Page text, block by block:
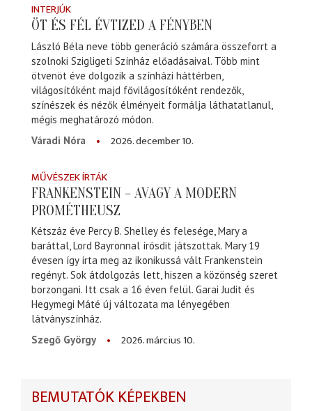
INTERJÚK
ÖT ÉS FÉL ÉVTIZED A FÉNYBEN
László Béla neve több generáció számára összeforrt a
szolnoki Szigligeti Színház előadásaival. Több mint
ötvenöt éve dolgozik a színházi háttérben,
világosítóként majd fővilágosítóként rendezők,
színészek és nézők élményeit formálja láthatatlanul,
mégis meghatározó módon.
Váradi Nóra
2026. december 10.
MŰVÉSZEK ÍRTÁK
FRANKENSTEIN – AVAGY A MODERN
PROMÉTHEUSZ
Kétszáz éve Percy B. Shelley és felesége, Mary a
baráttal, Lord Bayronnal írósdit játszottak. Mary 19
évesen így írta meg az ikonikussá vált Frankenstein
regényt. Sok átdolgozás lett, hiszen a közönség szeret
borzongani. Itt csak a 16 éven felül. Garai Judit és
Hegymegi Máté új változata ma lényegében
látványszínház.
Szegő György
2026. március 10.
BEMUTATÓK KÉPEKBEN